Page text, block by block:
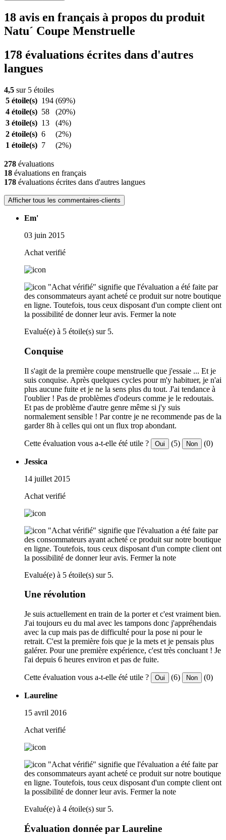
18 avis en français à propos du produit
Natu´ Coupe Menstruelle
178 évaluations écrites dans d'autres
langues
4,5 sur 5 étoiles
5 étoile(s) 194 (69%)
4 étoile(s) 58
(20%)
3 étoile(s) 13
(4%)
2 étoile(s) 6
(2%)
1 étoile(s) 7 (2%)
278 évaluations
18 évaluations en français
178 évaluations écrites dans d'autres langues
Afficher tous les commentaires-clients
Em'
03 juin 2015
Achat verifié
"Achat vérifié" signifie que l'évaluation a été faite par
des consommateurs ayant acheté ce produit sur notre boutique
en ligne. Toutefois, tous ceux disposant d'un compte client ont
la possibilité de donner leur avis. Fermer la note
Evalué(e) à 5 étoile(s) sur 5.
Conquise
Il s'agit de la première coupe menstruelle que j'essaie ... Et je
suis conquise. Après quelques cycles pour m'y habituer, je n'ai
plus aucune fuite et je ne la sens plus du tout. J'ai tendance à
l'oublier ! Pas de problèmes d'odeurs comme je le redoutais.
Et pas de problème d'autre genre même si j'y suis
normalement sensible ! Par contre je ne recommende pas de la
garder 8h à celles qui ont un flux trop abondant.
Cette évaluation vous a-t-elle été utile ? Oui (5) Non (0)
Jessica
14 juillet 2015
Achat verifié
"Achat vérifié" signifie que l'évaluation a été faite par
des consommateurs ayant acheté ce produit sur notre boutique
en ligne. Toutefois, tous ceux disposant d'un compte client ont
la possibilité de donner leur avis. Fermer la note
Evalué(e) à 5 étoile(s) sur 5.
Une révolution
Je suis actuellement en train de la porter et c'est vraiment bien.
J'ai toujours eu du mal avec les tampons donc j'appréhendais
avec la cup mais pas de difficulté pour la pose ni pour le
retrait. C'est la première fois que je la mets et je pensais plus
galérer. Pour une première expérience, c'est très concluant ! Je
l'ai depuis 6 heures environ et pas de fuite.
Cette évaluation vous a-t-elle été utile ? Oui (6) Non (0)
Laureline
15 avril 2016
Achat verifié
"Achat vérifié" signifie que l'évaluation a été faite par
des consommateurs ayant acheté ce produit sur notre boutique
en ligne. Toutefois, tous ceux disposant d'un compte client ont
la possibilité de donner leur avis. Fermer la note
Evalué(e) à 4 étoile(s) sur 5.
Évaluation donnée par Laureline